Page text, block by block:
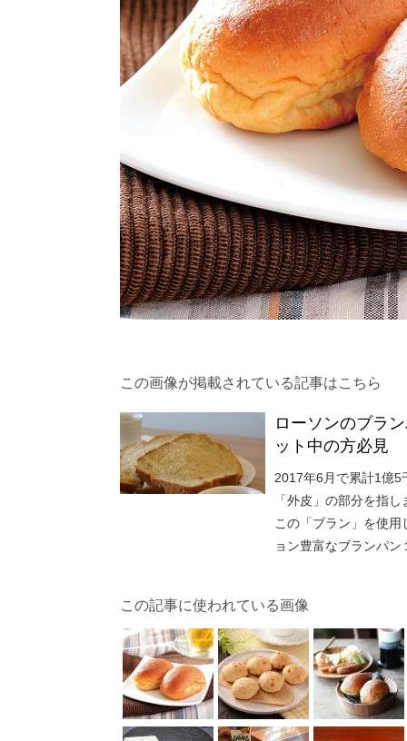
この画像が掲載されている記事はこちら
ローソンのブラ
ット中の方必見
2017年6月で累計1億5
「外皮」の部分を指
この「ブラン」を使
ョン豊富なブランパ
この記事に使われている画像